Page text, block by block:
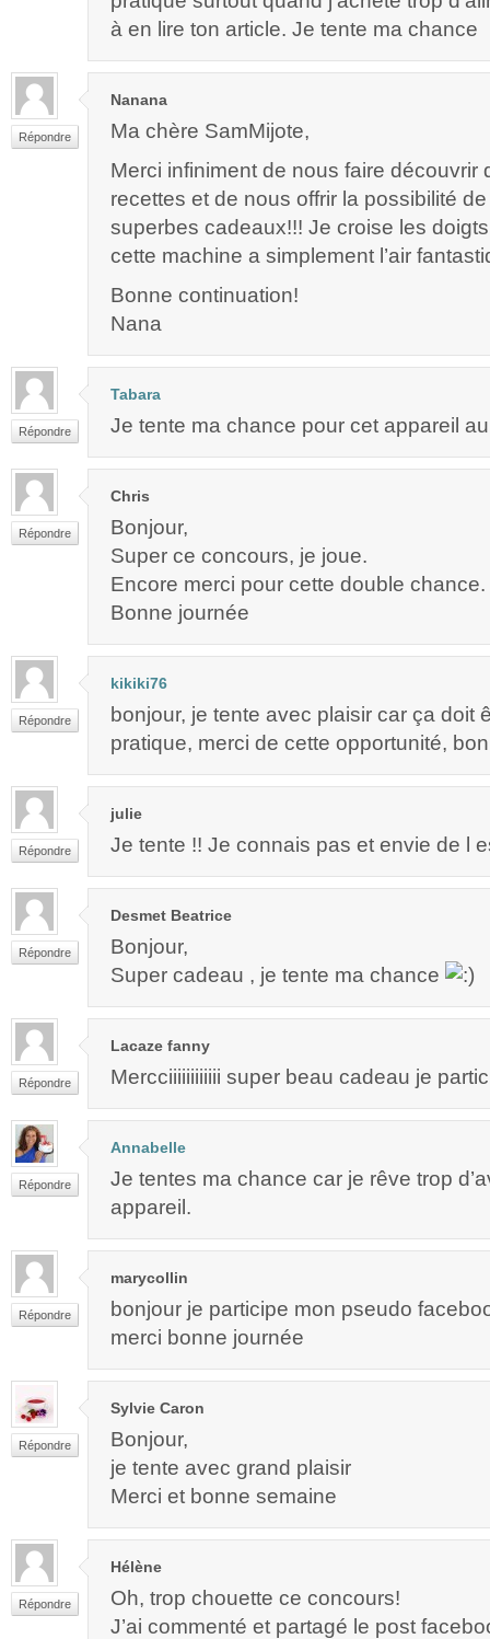
à en lire ton article. Je tente ma chance
Répondre
Nanana
Ma chère SamMijote,
Merci infiniment de nous faire découvrir
recettes et de nous offrir la possibilité
superbes cadeaux!!! Je croise les
cette machine a simplement l’air
Bonne continuation!
Nana
Répondre
Tabara
Je tente ma chance pour cet appareil
Répondre
Chris
Bonjour,
Super ce concours, je joue.
Encore merci pour cette double chance.
Bonne journée
Répondre
kikiki76
bonjour, je tente avec plaisir car ça doit
pratique, merci de cette opportunité,
Répondre
julie
Je tente !! Je connais pas et envie de l
Répondre
Desmet Beatrice
Bonjour,
Super cadeau , je tente ma chance
Répondre
Lacaze fanny
Mercciiiiiiiiiiii super beau cadeau je
Répondre
Annabelle
Je tentes ma chance car je rêve trop
appareil.
Répondre
marycollin
bonjour je participe mon pseudo
merci bonne journée
Répondre
Sylvie Caron
Bonjour,
je tente avec grand plaisir
Merci et bonne semaine
Répondre
Hélène
Oh, trop chouette ce concours!
J’ai commenté et partagé le post